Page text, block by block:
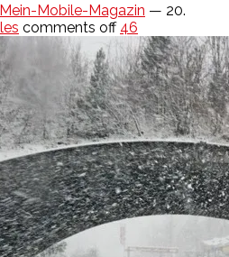
Mein-Mobile-Magazin — 20.
comments off 46